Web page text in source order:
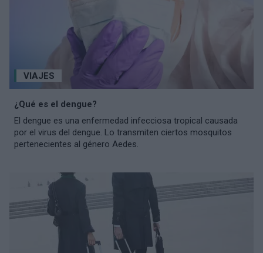
VIAJES
¿Qué es el dengue?
El dengue es una enfermedad infecciosa tropical causada
por el virus del dengue. Lo transmiten ciertos mosquitos
pertenecientes al género Aedes.